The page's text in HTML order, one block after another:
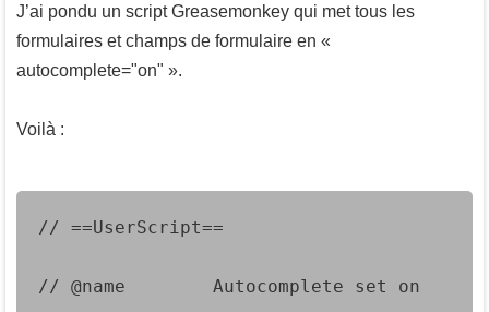
J’ai pondu un script Greasemonkey qui met tous les
formulaires et champs de formulaire en «
autocomplete="on" ».
Voilà :
// ==UserScript==
// @name        Autocomplete set on